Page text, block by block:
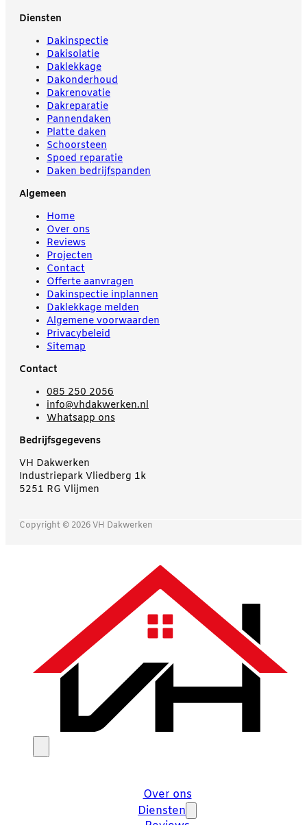
Diensten
Dakinspectie
Dakisolatie
Daklekkage
Dakonderhoud
Dakrenovatie
Dakreparatie
Pannendaken
Platte daken
Schoorsteen
Spoed reparatie
Daken bedrijfspanden
Algemeen
Home
Over ons
Reviews
Projecten
Contact
Offerte aanvragen
Dakinspectie inplannen
Daklekkage melden
Algemene voorwaarden
Privacybeleid
Sitemap
Contact
085 250 2056
info@vhdakwerken.nl
Whatsapp ons
Bedrijfsgegevens
VH Dakwerken
Industriepark Vliedberg 1k
5251 RG Vlijmen
Copyright © 2026 VH Dakwerken
Over ons
Diensten